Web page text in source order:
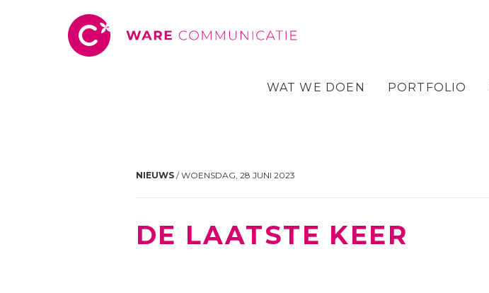
NIEUWS / WOENSDAG, 28 JUNI 2023
DE LAATSTE KEER
WAT WE DOEN PORTFOLIO